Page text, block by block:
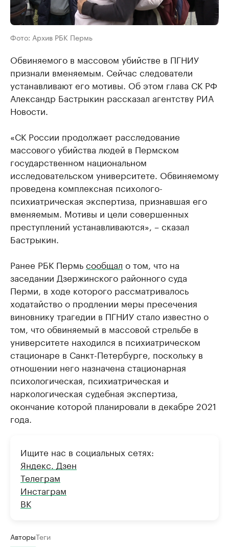
Фото: Архив РБК Пермь
Обвиняемого в массовом убийстве в ПГНИУ
признали вменяемым. Сейчас следователи
устанавливают его мотивы. Об этом глава СК РФ
Александр Бастрыкин рассказал агентству РИА
Новости.
«СК России продолжает расследование
массового убийства людей в Пермском
государственном национальном
исследовательском университете. Обвиняемому
проведена комплексная психолого-
психиатрическая экспертиза, признавшая его
вменяемым. Мотивы и цели совершенных
преступлений устанавливаются», – сказал
Бастрыкин.
Ранее РБК Пермьсообщал о том, что на
заседании Дзержинского районного суда
Перми, в ходе которого рассматривалось
ходатайство о продлении меры пресечения
виновнику трагедии в ПГНИУ стало известно о
том, что обвиняемый в массовой стрельбе в
университете находился в психиатрическом
стационаре в Санкт-Петербурге, поскольку в
отношении него назначена стационарная
психологическая, психиатрическая и
наркологическая судебная экспертиза,
окончание которой планировали в декабре 2021
года.
Ищите нас в социальных сетях:
Яндекс. Дзен
Телеграм
Инстаграм
ВК
АвторыТеги